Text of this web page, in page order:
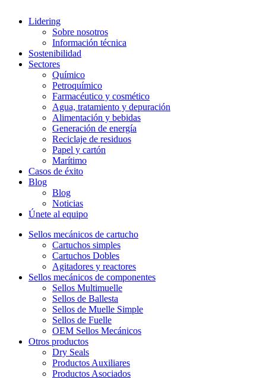
Lidering
Sobre nosotros
Información técnica
Sostenibilidad
Sectores
Químico
Petroquímico
Farmacéutico y cosmético
Agua, tratamiento y depuración
Alimentación y bebidas
Generación de energía
Reciclaje de residuos
Papel y cartón
Marítimo
Casos de éxito
Blog
Blog
Noticias
Únete al equipo
Sellos mecánicos de cartucho
Cartuchos simples
Cartuchos Dobles
Agitadores y reactores
Sellos mecánicos de componentes
Sellos Multimuelle
Sellos de Ballesta
Sellos de Muelle Simple
Sellos de Fuelle
OEM Sellos Mecánicos
Otros productos
Dry Seals
Productos Auxiliares
Productos Asociados